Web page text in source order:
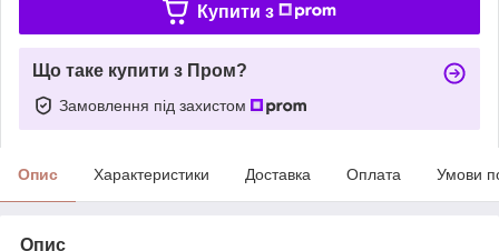
Купити з
Що таке купити з Пром?
Замовлення під захистом
Опис Характеристики Доставка Оплата Умови
Опис